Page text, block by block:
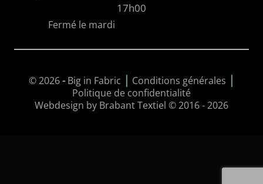
17h00
Fermé le mardi
© 2026-Big in Fabric | Conditions générales |
Politique de confidentialité
Webdesign by Brabant Textiel © 2016 - 2026